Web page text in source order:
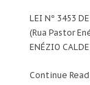
LEI Nº 3453
(Rua Pastor
ENÉZIO
Continue